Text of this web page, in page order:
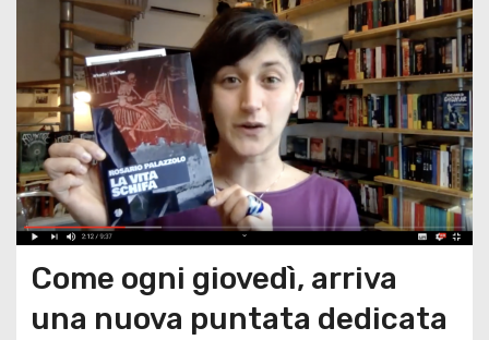
Come ogni giovedì, arriva
una nuova puntata dedicata